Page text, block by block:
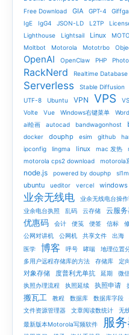
Free Download
GIA GPT-4
IgE
IgG4 JSON-LD L2TP
Lighthouse
Lightsail Linux
Moltbot Motorola Mototrbo
OpenAI OpenClaw PHP
RackNerd Realtime Database
Serverless Stable Diffusion
UTF-8 Ubuntu VPN VPS
Volte
Vue Windows右键菜单
ai绘画 autocad bandwagonhost
docker
douphp esim github
ipconfig
lingma linux mac 发热
motorola cps2 download
motorola
node.js powered by douphp sl1m
ubuntu ueditor vercel windows
业余无线电 业余无线电台操
业余电台执照 乱码 云存储 云服
优惠码 会计 便笺 便签 信标
公网对讲机
公网机 共享文件 出海
医学
博客 呼号 哮喘 地理位置
多用户远程存储库的方法
存储库 定
对象存储
度普利尤单抗 延期 微
执照办理流程
执照延续 执照申请
搬瓦工 教程 数据库 数据库字段
文件资源管理器
文章阅读数统计 无
最新版本Motorola写频软件
服